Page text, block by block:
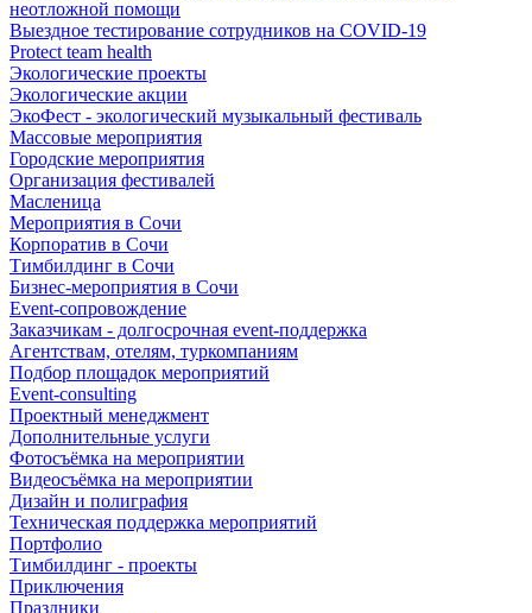
неотложной помощи
Выездное тестирование сотрудников на COVID-19
Protect team health
Экологические проекты
Экологические акции
ЭкоФест - экологический музыкальный фестиваль
Массовые мероприятия
Городские мероприятия
Организация фестивалей
Масленица
Мероприятия в Сочи
Корпоратив в Сочи
Тимбилдинг в Сочи
Бизнес-мероприятия в Сочи
Event-сопровождение
Заказчикам - долгосрочная event-поддержка
Агентствам, отелям, туркомпаниям
Подбор площадок мероприятий
Event-consulting
Проектный менеджмент
Дополнительные услуги
Фотосъёмка на мероприятии
Видеосъёмка на мероприятии
Дизайн и полиграфия
Техническая поддержка мероприятий
Портфолио
Тимбилдинг - проекты
Приключения
Праздники